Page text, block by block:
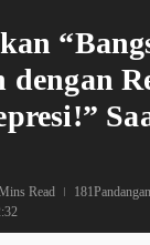
dengan
Read
181Pandangan